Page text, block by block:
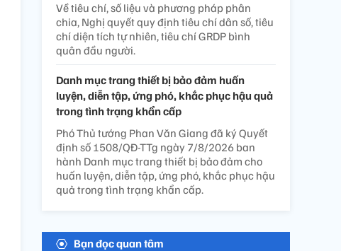
Về tiêu chí, số liệu và phương pháp phân
chia, Nghị quyết quy định tiêu chí dân số, tiêu
chí diện tích tự nhiên, tiêu chí GRDP bình
quân đầu người.
Danh mục trang thiết bị bảo đảm huấn
luyện, diễn tập, ứng phó, khắc phục hậu quả
trong tình trạng khẩn cấp
Phó Thủ tướng Phan Văn Giang đã ký Quyết
định số 1508/QĐ-TTg ngày 7/8/2026 ban
hành Danh mục trang thiết bị bảo đảm cho
huấn luyện, diễn tập, ứng phó, khắc phục hậu
quả trong tình trạng khẩn cấp.
Bạn đọc quan tâm